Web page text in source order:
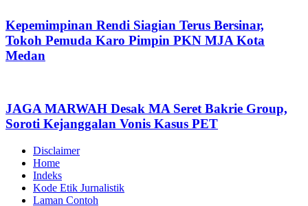
Kepemimpinan Rendi Siagian Terus Bersinar,
Tokoh Pemuda Karo Pimpin PKN MJA Kota
Medan
JAGA MARWAH Desak MA Seret Bakrie Group,
Soroti Kejanggalan Vonis Kasus PET
Disclaimer
Home
Indeks
Kode Etik Jurnalistik
Laman Contoh